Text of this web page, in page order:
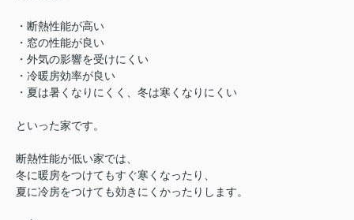
・断熱性能が高い
・窓の性能が良い
・外気の影響を受けにくい
・冷暖房効率が良い
・夏は暑くなりにくく、冬は寒くなりにくい
といった家です。
断熱性能が低い家では、
冬に暖房をつけてもすぐ寒くなったり、
夏に冷房をつけても効きにくかったりします。